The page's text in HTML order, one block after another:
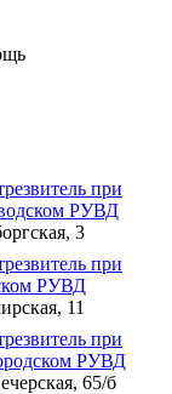
при
РУВД
3
при
РУВД
11
при
РУВД
65/б